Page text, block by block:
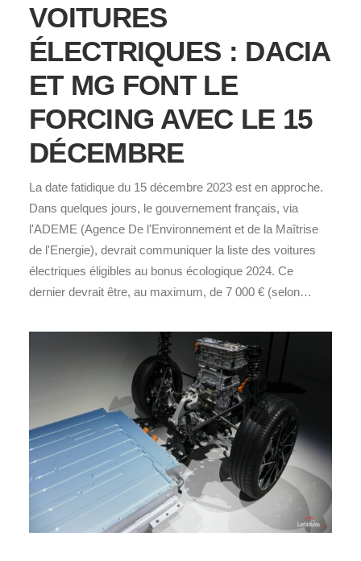
VOITURES
ÉLECTRIQUES : DACIA
ET MG FONT LE
FORCING AVEC LE 15
DÉCEMBRE
La date fatidique du 15 décembre 2023 est en approche.
Dans quelques jours, le gouvernement français, via
l'ADEME (Agence De l'Environnement et de la Maîtrise
de l'Energie), devrait communiquer la liste des voitures
électriques éligibles au bonus écologique 2024. Ce
dernier devrait être, au maximum, de 7 000 € (selon…